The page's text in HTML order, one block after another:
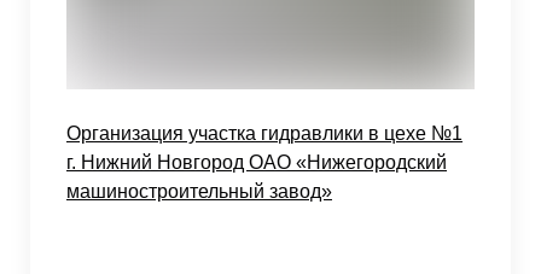
Организация участка гидравлики в цехе №1
г. Нижний Новгород ОАО «Нижегородский
машиностроительный завод»